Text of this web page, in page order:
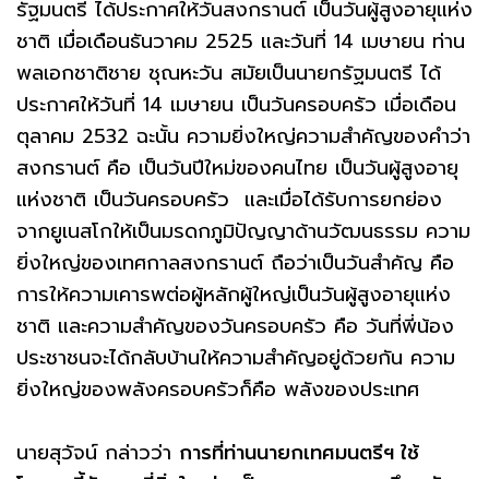
รัฐมนตรี ได้ประกาศให้วันสงกรานต์ เป็นวันผู้สูงอายุแห่ง
ชาติ เมื่อเดือนธันวาคม 2525 และวันที่ 14 เมษายน ท่าน
พลเอกชาติชาย ชุณหะวัน สมัยเป็นนายกรัฐมนตรี ได้
ประกาศให้วันที่ 14 เมษายน เป็นวันครอบครัว เมื่อเดือน
ตุลาคม 2532 ฉะนั้น ความยิ่งใหญ่ความสําคัญของคําว่า
สงกรานต์ คือ เป็นวันปีใหม่ของคนไทย เป็นวันผู้สูงอายุ
แห่งชาติ เป็นวันครอบครัว และเมื่อได้รับการยกย่อง
จากยูเนสโกให้เป็นมรดกภูมิปัญญาด้านวัฒนธรรม ความ
ยิ่งใหญ่ของเทศกาลสงกรานต์ ถือว่าเป็นวันสำคัญ คือ
การให้ความเคารพต่อผู้หลักผู้ใหญ่เป็นวันผู้สูงอายุแห่ง
ชาติ และความสําคัญของวันครอบครัว คือ วันที่พี่น้อง
ประชาชนจะได้กลับบ้านให้ความสําคัญอยู่ด้วยกัน ความ
ยิ่งใหญ่ของพลังครอบครัวก็คือ พลังของประเทศ
นายสุวัจน์ กล่าวว่า การที่ท่านนายกเทศมนตรีฯ ใช้